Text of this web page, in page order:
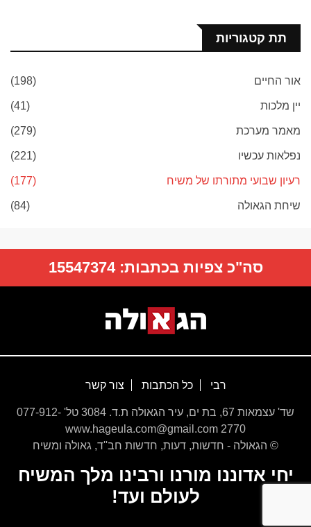
תת קטגוריות
אור החיים (198)
יין מלכות (41)
מאמר מערכת (279)
נפלאות עכשיו (221)
רעיון שבועי מתורתו של משיח (177)
שיחת הגאולה (84)
סה"כ צפיות בכתבות:15547374
רבי כל הכתבות צור קשר
שד' עצמאות 67, בת ים, עיר הגאולה ת.ד. 3084 טל' 077-912-
2770 www.hageula.com@gmail.com
© הגאולה - חדשות, דעות, חדשות חב''ד, גאולה ומשיח
יחי אדוננו מורנו ורבינו מלך המשיח
לעולם ועד!